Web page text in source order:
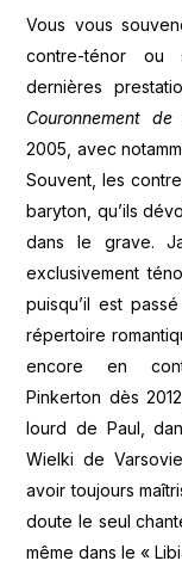
Vous vous
contre-ténor ou
dernières
Couronnement de
2005, avec
Souvent, les
baryton, qu’ils
dans le grave.
exclusivement
puisqu’il est
répertoire
encore en
Pinkerton dès
lourd de Paul,
Wielki de
avoir toujours
doute le seul
même dans le «